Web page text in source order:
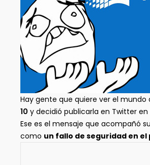
Hay gente que quiere ver el mundo
10 y decidió publicarla en Twitter
Ese es el mensaje que acompañó
como un fallo de seguridad en